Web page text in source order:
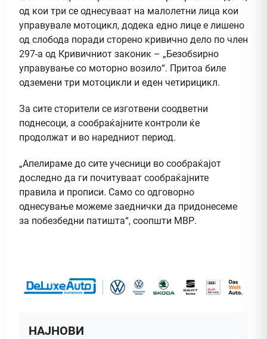
од кои три се однесуваат на малолетни лица кои
управувале мотоцикл, додека едно лице е лишено
од слобода поради сторено кривично дело по член
297-а од Кривичниот законик – „Безобѕирно
управување со моторно возило“. Притоа биле
одземени три мотоцикли и еден четирицикл.
За сите сторители се изготвени соодветни
поднесоци, а сообраќајните контроли ќе
продолжат и во наредниот период.
„Апелираме до сите учесници во сообраќајот
доследно да ги почитуваат сообраќајните
правила и прописи. Само со одговорно
однесување можеме заеднички да придонесеме
за побезбедни патишта“, соопшти МВР.
НАЈНОВИ